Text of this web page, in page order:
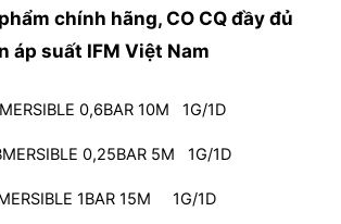
chính hãng, CO CQ đầy đủ
áp suất IFM Việt Nam
0,6BAR 10M 1G/1D
0,25BAR 5M 1G/1D
1BAR 15M 1G/1D